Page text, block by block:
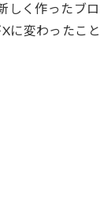
しく作ったブ
に変わったこ